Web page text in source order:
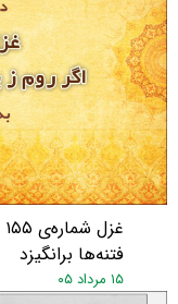
فتنه‌ها برانگیزد
۱۵ مرداد ۰۵